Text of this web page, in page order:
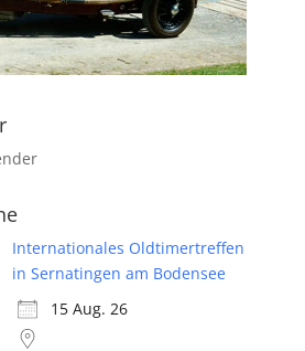
Internationales Oldtimertreffen
in Sernatingen am Bodensee
15 Aug. 26